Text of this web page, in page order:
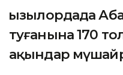
Қызылордада
туғанына 170
ақындар